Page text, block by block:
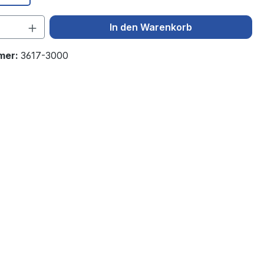
Anzahl: Gib den gewünschten Wert
In den Warenkorb
3617-3000